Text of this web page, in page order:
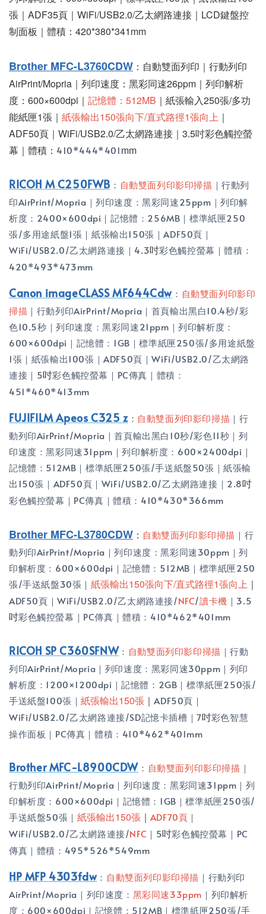
張｜ADF35頁｜WiFi/USB2.0/乙太網路連接｜LCD鍵盤控
制面板｜體積：420*380*341mm
Brother MFC-L3760CDW ：自動雙面列印｜行動列印
AirPrint/Mopria｜列印速度：黑彩同速26ppm｜列印解析
度：600×600dpi｜ 記憶體：512MB ｜紙張輸入250張/多功
能紙匣1張｜ 紙張輸出150張向下/直式路徑1張向上 ｜
ADF50頁｜WiFi/USB2.0/乙太網路連接｜3.5吋彩色觸控螢
幕｜體積： 410*444*401mm
RICOH M C250FWB ： 自動雙面列印影印掃描 ｜行動列
印AirPrint/Mopria｜列印速度：黑彩同速25ppm｜列印解
析度：2400×600dpi｜記憶體：256MB｜標準紙匣250
張/多用途紙盤1張｜紙張輸出150張｜ADF50頁｜
WiFi/USB2.0/乙太網路連接｜4.3吋彩色觸控螢幕｜體積：
420*493*473mm
Canon imageCLASS MF644Cdw ： 自動雙面列印影印
掃描 ｜行動列印AirPrint/Mopria｜首頁輸出黑白10.4秒/彩
色10.5秒｜列印速度：黑彩同速21ppm｜列印解析度：
600×600dpi｜記憶體：1GB｜標準紙匣250張/多用途紙盤
1張｜紙張輸出100張｜ADF50頁｜WiFi/USB2.0/乙太網路
連接｜5吋彩色觸控螢幕｜PC傳真｜體積：
451*460*413mm
FUJIFILM Apeos C325 z： 自動雙面列印影印掃描 ｜行
動列印AirPrint/Mopria｜首頁輸出黑白10秒/彩色11秒｜列
印速度：黑彩同速31ppm｜列印解析度：600×2400dpi｜
記憶體：512MB｜標準紙匣250張/手送紙盤50張｜紙張輸
出150張｜ADF50頁｜WiFi/USB2.0/乙太網路連接｜2.8吋
彩色觸控螢幕｜PC傳真｜體積：410*430*366mm
Brother MFC-L3780CDW ： 自動雙面列印影印掃描 ｜行
動列印AirPrint/Mopria｜列印速度：黑彩同速30ppm｜列
印解析度：600×600dpi｜記憶體：512MB｜標準紙匣250
張/手送紙盤30張｜ 紙張輸出150張向下/直式路徑1張向上 ｜
ADF50頁｜WiFi/USB2.0/乙太網路連接/NFC/讀卡機 ｜3.5
吋彩色觸控螢幕｜PC傳真｜體積：410*462*401mm
RICOH SP C360SFNW： 自動雙面列印影印掃描 ｜行動
列印AirPrint/Mopria｜列印速度：黑彩同速30ppm｜列印
解析度：1200×1200dpi｜記憶體：2GB｜標準紙匣250張/
手送紙盤100張｜紙張輸出150張 ｜ADF50頁｜
WiFi/USB2.0/乙太網路連接/SD記憶卡插槽｜7吋彩色智慧
操作面板｜PC傳真｜體積：410*462*401mm
Brother MFC-L8900CDW ： 自動雙面列印影印掃描 ｜
行動列印AirPrint/Mopria｜列印速度：黑彩同速31ppm｜列
印解析度：600×600dpi｜記憶體：1GB｜標準紙匣250張/
手送紙盤50張｜ 紙張輸出150張｜ ADF70頁 ｜
WiFi/USB2.0/乙太網路連接/NFC ｜5吋彩色觸控螢幕｜PC
傳真｜體積：495*526*549mm
HP MFP 4303fdw： 自動雙面列印影印掃描 ｜行動列印
AirPrint/Mopria｜列印速度： 黑彩同速33ppm ｜列印解析
度：600×600dpi｜記憶體：512MB｜標準紙匣250張/手